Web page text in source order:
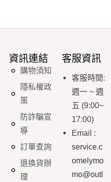
資訊連結
購物須知
隱私權政
策
防詐騙宣
導
訂單查詢
退換貨辦
理
客服資訊
客服時間:
週一 ~ 週
五 (9:00~
17:00)
Email :
service.c
omelymo
mo@outl